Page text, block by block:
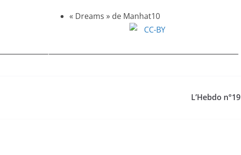
« Dreams » de Manhat10
L’Hebdo n°19